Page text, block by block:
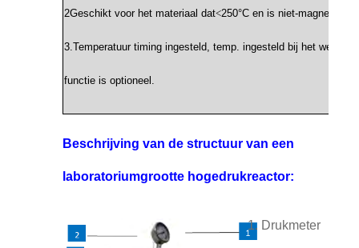
2Geschikt voor het materiaal dat<250°C en is niet-magnetisch.
3.Temperatuur timing ingesteld, temp. ingesteld bij het werken,
functie is optioneel.
Beschrijving van de structuur van een
laboratoriumgrootte hogedrukreactor:
Drukmeter ️